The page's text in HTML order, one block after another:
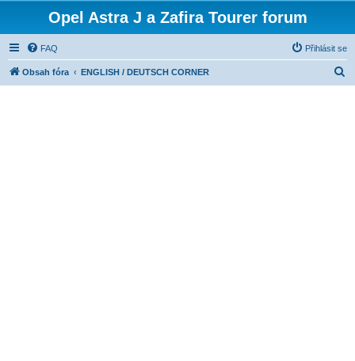
Opel Astra J a Zafira Tourer forum
FAQ Přihlásit se
Obsah fóra ENGLISH / DEUTSCH CORNER